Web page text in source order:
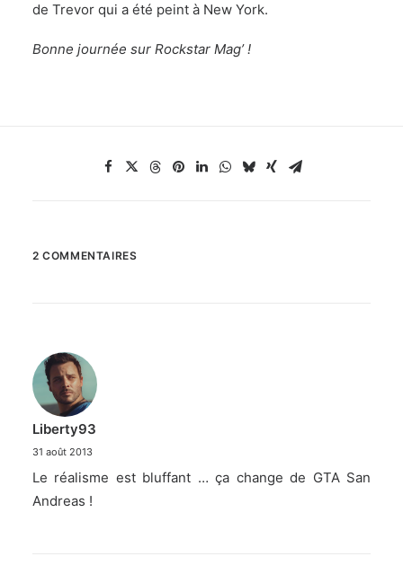
de Trevor qui a été peint à New York.
Bonne journée sur Rockstar Mag’ !
2 COMMENTAIRES
Liberty93
31 août 2013
Le réalisme est bluffant … ça change de GTA San
Andreas !